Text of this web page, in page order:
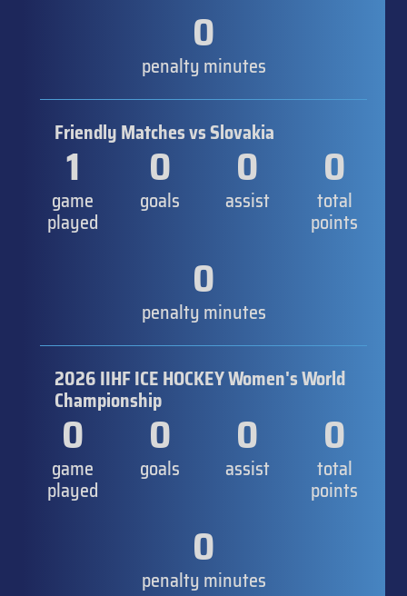
0
penalty minutes
Friendly Matches vs Slovakia
1
game
played
0
goals
0
assist
0
total
points
0
penalty minutes
2026 IIHF ICE HOCKEY Women's World
Championship
0
game
played
0
goals
0
assist
0
total
points
0
penalty minutes